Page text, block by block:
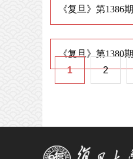
《复旦》第1386期
《复旦》第1380期
1
2